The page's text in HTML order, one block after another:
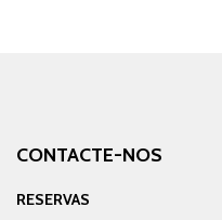
CONTACTE-NOS
RESERVAS